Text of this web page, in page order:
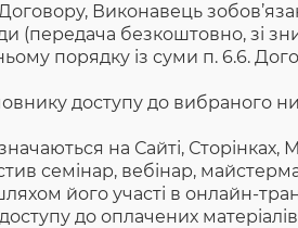
Виконавець
(передача безкоштовно, зі
порядку із суми п. 6.6.
доступу до вибраного
на Сайті,
семінар, вебінар,
його участі в онлайн-
до оплачених